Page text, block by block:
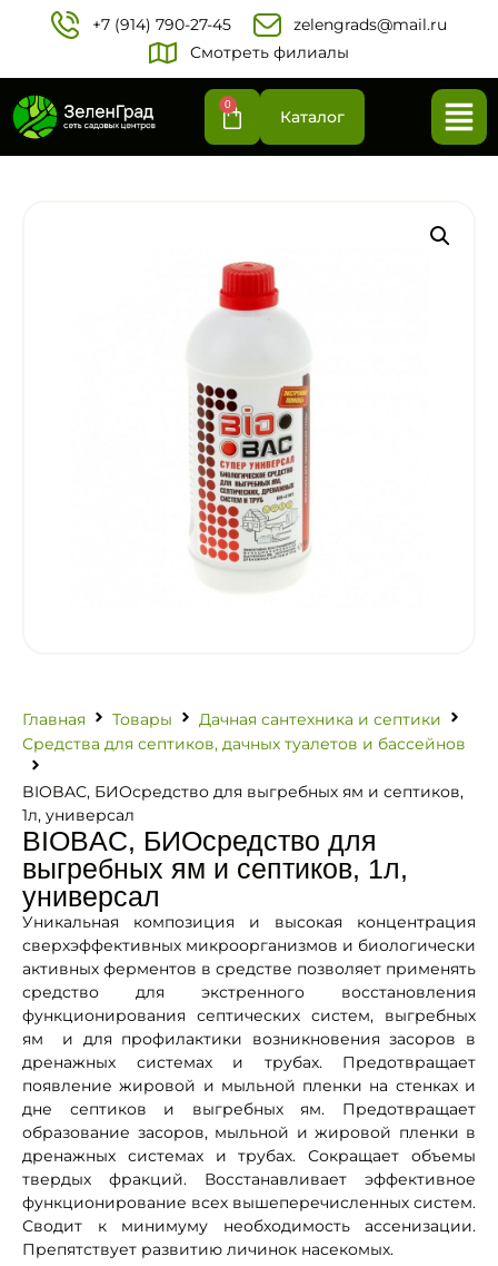
+7 (914) 790-27-45‬
zelengrads@mail.ru
Смотреть филиалы
0
Каталог
Главная Товары
Дачная сантехника и септики
Средства для септиков, дачных туалетов и бассейнов
BIOBAC, БИОсредство для выгребных ям и септиков,
1л, универсал
BIOBAC, БИОсредство для
выгребных ям и септиков, 1л,
универсал
Уникальная композиция и высокая концентрация
сверхэффективных микроорганизмов и биологически
активных ферментов в средстве позволяет применять
средство для экстренного восстановления
функционирования септических систем, выгребных
ям и для профилактики возникновения засоров в
дренажных системах и трубах. Предотвращает
появление жировой и мыльной пленки на стенках и
дне септиков и выгребных ям. Предотвращает
образование засоров, мыльной и жировой пленки в
дренажных системах и трубах. Сокращает объемы
твердых фракций. Восстанавливает эффективное
функционирование всех вышеперечисленных систем.
Сводит к минимуму необходимость ассенизации.
Препятствует развитию личинок насекомых.